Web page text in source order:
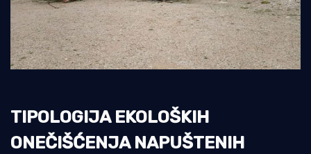
TIPOLOGIJA EKOLOŠKIH
ONEČIŠĆENJA NAPUŠTENIH